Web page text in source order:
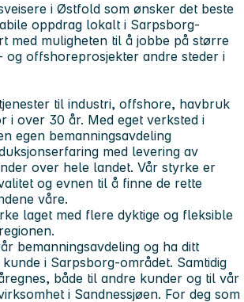
i Østfold som ønsker det beste
oppdrag lokalt i Sarpsborg-
med muligheten til å jobbe på større
og offshoreprosjekter andre steder i
til industri, offshore, havbruk
i over 30 år. Med eget verksted i
egen bemanningsavdeling
med levering av
over hele landet. Vår styrke er
og evnen til å finne de rette
våre.
laget med flere dyktige og fleksible
bemanningsavdeling og ha ditt
i Sarpsborg-området. Samtidig
både til andre kunder og til vår
i Sandnessjøen. For deg som